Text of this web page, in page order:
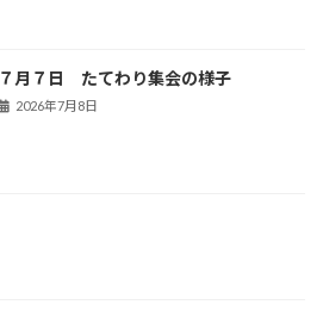
７月７日 たてわり集会の様子
2026年7月8日